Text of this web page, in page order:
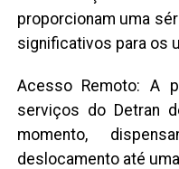
proporcionam uma
significativos para os
Acesso Remoto: A
serviços do Detran
momento,
deslocamento até